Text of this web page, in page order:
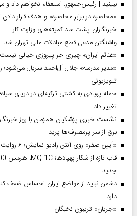
ببینید | رئیس‌جمهور: استعفاء نخواهم داد و
«محاصره در برابر محاصره» و هدف قرار
خبرنگاران پشت سد کمیته‌های وزارت کار
واشنگتن مدعی قطع مبادلات مالی تهران شد
«غنائم ایران» چیزی جز پیروزی خیالی نیست
«مدیر مدرسه» جلال آل‌احمد سریال می‌شود؛
تلویزیونی
تغییر داد
نشست خبری پزشکیان همزمان با روز
برق از سر پرمصرف‌ها پرید
«آیین صفر» روی آنتن رادیو نمایش؛ ۶ روایت از اخلاق و سیره اهل‌بیت(ع)
جدید
دشمن نباید از مواضع ایران احساس ضعف
دارد
«جریان» تریبون نخبگان